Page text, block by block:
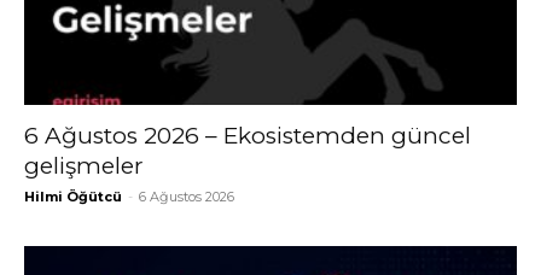
6 Ağustos 2026 – Ekosistemden güncel
gelişmeler
Hilmi Öğütcü - 6 Ağustos 2026